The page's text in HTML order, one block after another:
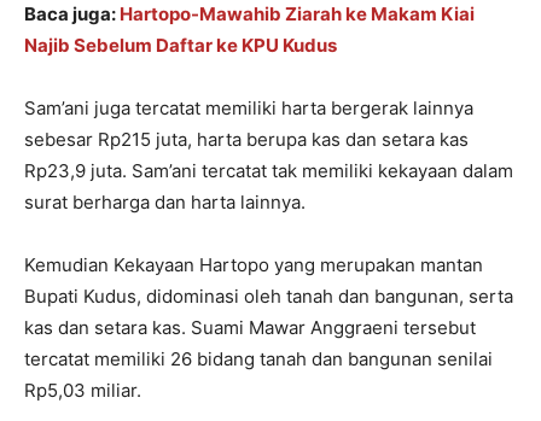
Baca juga: Hartopo-Mawahib Ziarah ke Makam Kiai
Najib Sebelum Daftar ke KPU Kudus
Sam’ani juga tercatat memiliki harta bergerak lainnya
sebesar Rp215 juta, harta berupa kas dan setara kas
Rp23,9 juta. Sam’ani tercatat tak memiliki kekayaan dalam
surat berharga dan harta lainnya.
Kemudian Kekayaan Hartopo yang merupakan mantan
Bupati Kudus, didominasi oleh tanah dan bangunan, serta
kas dan setara kas. Suami Mawar Anggraeni tersebut
tercatat memiliki 26 bidang tanah dan bangunan senilai
Rp5,03 miliar.